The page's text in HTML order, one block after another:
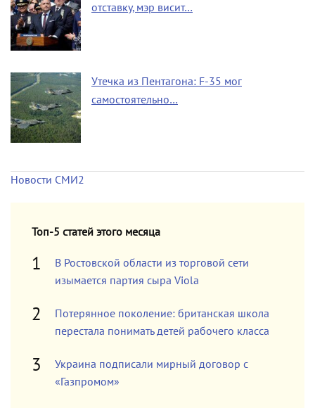
отставку, мэр висит…
Утечка из Пентагона: F-35 мог
самостоятельно…
Новости СМИ2
Топ-5 статей этого месяца
В Ростовской области из торговой сети
изымается партия сыра Viola
Потерянное поколение: британская школа
перестала понимать детей рабочего класса
Украина подписали мирный договор с
«Газпромом»